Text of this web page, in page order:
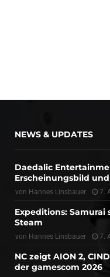
NEWS & UPDATES
Daedalic
Erscheinungsbild
von Hannes Linsbauer 7.
Expeditions: Samurai
Steam
von Hannes Linsbauer 7.
NC zeigt AION 2,
der gamescom 2026